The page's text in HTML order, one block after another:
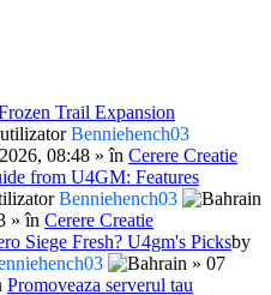
Trail Expansion
Benniehench03
08:48 » în Cerere Creatie
from U4GM: Features
Benniehench03
» în Cerere Creatie
Siege Fresh? U4gm's Picksby
» 07
Promoveaza serverul tau